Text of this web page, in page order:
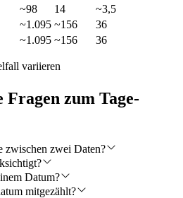
~98 14
~3,5
~1.095 ~156
36
~1.095 ~156 36
variieren
Fragen zum Tage-
zwischen zwei Daten?
Datum?
mitgezählt?